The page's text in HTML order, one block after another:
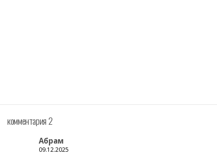
комментария 2
Абрам
09.12.2025